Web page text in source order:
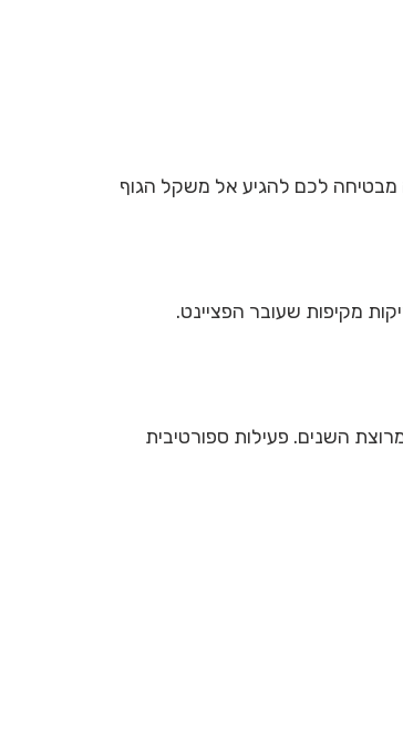
מבטיחה לכם להגיע אל משקל הגוף
מקיפות שעובר הפציינט.
השנים. פעילות ספורטיבית